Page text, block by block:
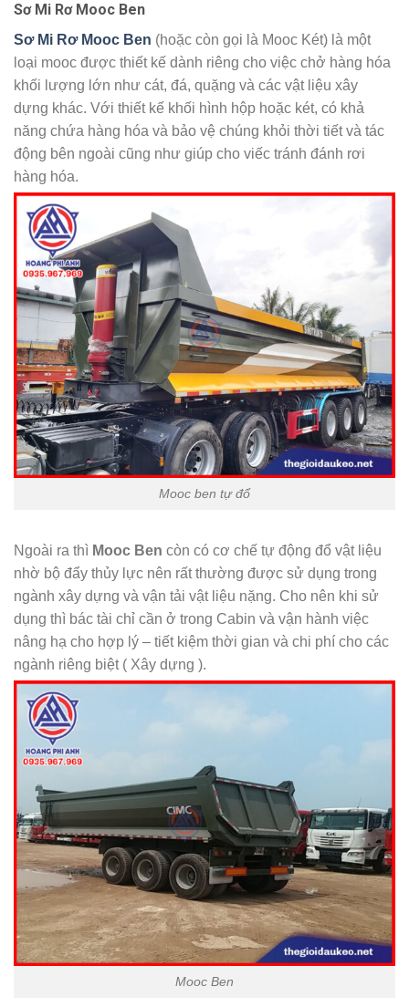
Sơ Mi Rơ Mooc Ben
Sơ Mi Rơ Mooc Ben (hoặc còn gọi là Mooc Két) là một
loại mooc được thiết kế dành riêng cho việc chở hàng hóa
khối lượng lớn như cát, đá, quặng và các vật liệu xây
dựng khác. Với thiết kế khối hình hộp hoặc két, có khả
năng chứa hàng hóa và bảo vệ chúng khỏi thời tiết và tác
động bên ngoài cũng như giúp cho viếc tránh đánh rơi
hàng hóa.
Mooc ben tự đổ
Ngoài ra thì Mooc Ben còn có cơ chế tự động đổ vật liệu
nhờ bộ đẩy thủy lực nên rất thường được sử dụng trong
ngành xây dựng và vận tải vật liệu nặng. Cho nên khi sử
dụng thì bác tài chỉ cần ở trong Cabin và vận hành việc
nâng hạ cho hợp lý – tiết kiệm thời gian và chi phí cho các
ngành riêng biệt ( Xây dựng ).
Mooc Ben